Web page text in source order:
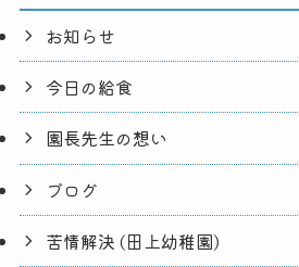
お知らせ
今日の給食
園長先生の想い
ブログ
苦情解決 (田上幼稚園)